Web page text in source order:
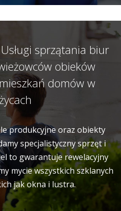
sprzątania biur
obieków
domów w
produkcyjne oraz obiekty
specjalistyczny sprzęt i
to gwarantuje rewelacyjny
mycie wszystkich szklanych
jak okna i lustra.